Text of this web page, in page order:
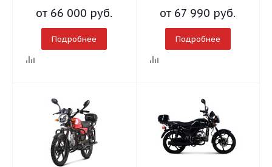
от 66 000 руб.
Подробнее
от 67 990 руб.
Подробнее